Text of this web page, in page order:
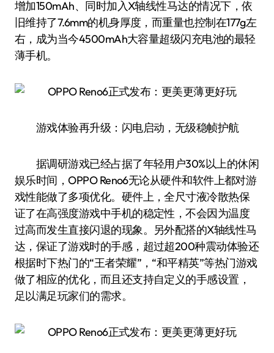
增加150mAh、同时加入X轴线性马达的情况下，依
旧维持了7.6mm的机身厚度，而重量也控制在177g左
右，成为当今4500mAh大容量超级闪充电池的最轻
薄手机。
游戏体验再升级：闪电启动，无级稳帧护航
据调研游戏已经占据了年轻用户30%以上的休闲
娱乐时间，OPPO Reno6无论从硬件和软件上都对游
戏性能做了多项优化。硬件上，全尺寸液冷散热保
证了在高强度游戏中手机的稳定性，不会因为温度
过高而发生直接闪退的现象。另外配搭的X轴线性马
达，保证了游戏时的手感，超过超200种震动体验还
根据时下热门的“王者荣耀”，“和平精英”等热门游戏
做了相应的优化，而且还支持自定义的手感设置，
足以满足玩家们的需求。